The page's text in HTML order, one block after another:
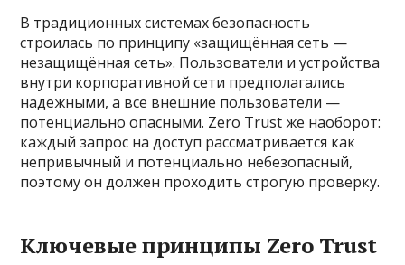
В традиционных системах безопасность
строилась по принципу «защищённая сеть —
незащищённая сеть». Пользователи и устройства
внутри корпоративной сети предполагались
надежными, а все внешние пользователи —
потенциально опасными. Zero Trust же наоборот:
каждый запрос на доступ рассматривается как
непривычный и потенциально небезопасный,
поэтому он должен проходить строгую проверку.
Ключевые принципы Zero Trust